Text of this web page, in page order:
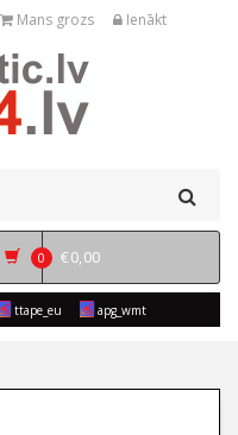
Mans grozs Ienākt
0 €0,00
ttape_eu apg_wmt